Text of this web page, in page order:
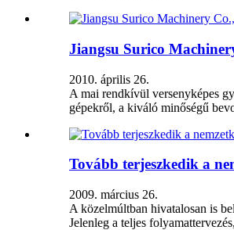
Jiangsu Surico
2010. április 26.
A mai rendkívül versenyképes
gépekről, a kiváló minőségű
Tovább terjeszkedik a
2009. március 26.
A közelmúltban hivatalosan is
Jelenleg a teljes